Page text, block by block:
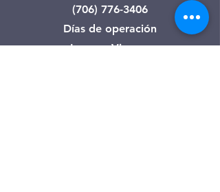
(706) 776-3406
Días de operación
Lunes – Viernes